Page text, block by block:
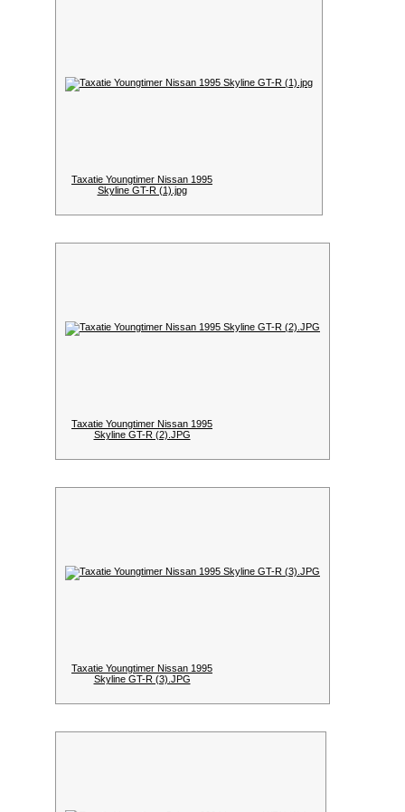
Taxatie Youngtimer Nissan 1995
Skyline GT-R (1).jpg
Taxatie Youngtimer Nissan 1995
Skyline GT-R (2).JPG
Taxatie Youngtimer Nissan 1995
Skyline GT-R (3).JPG